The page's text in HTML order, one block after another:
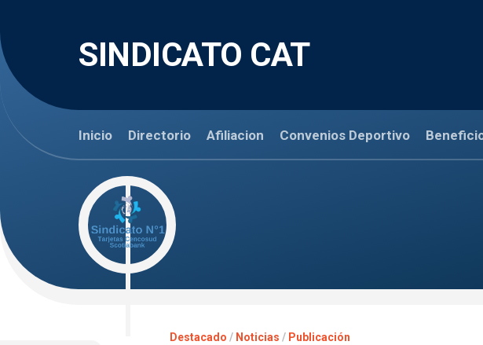
content
SINDICATO CAT
Inicio Directorio Afiliacion Convenios Deportivo
Destacado / Noticias / Publicación